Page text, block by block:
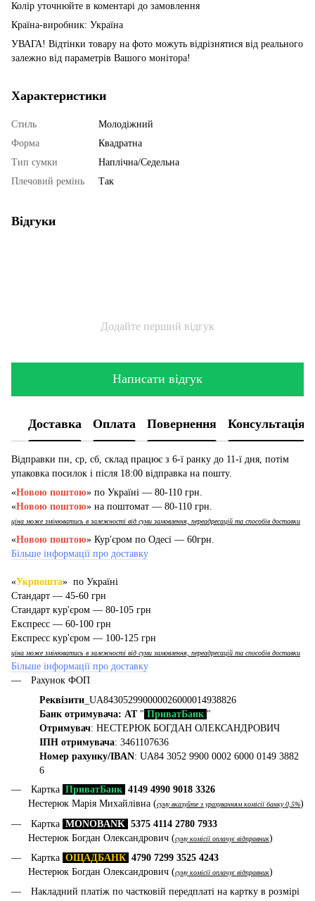
Колір уточнюйте в коментарі до замовлення
Країна-виробник: Україна
УВАГА! Відтінки товару на фото можуть відрізнятися від реального
залежно від параметрів Вашого монітора!
Характеристики
Стиль
Молодіжний
Форма
Квадратна
Тип сумки
Наплічна/Седельна
Плечовий ремінь
Так
Відгуки
Додайте перший відгук
Написати відгук
Доставка Оплата Повернення Консультація
Відправки пн, ср, сб, склад працює з 6-ї ранку до 11-ї дня, потім
упаковка посилок і після 18:00 відправка на пошту.
«Новою поштою» по Україні — 80-110 грн.
«Новою поштою» на поштомат — 80-110 грн.
ціна може змінюватись в залежності від суми замовлення, переадресацій та способів доставки
«Новою поштою» Кур'єром по Одесі — 60грн.
Більше інформації про доставку
«Укрпошта» по Україні
Стандарт — 45-60 грн
Стандарт кур'єром — 80-105 грн
Експресс — 60-100 грн
Експресс кур'єром — 100-125 грн
ціна може змінюватись в залежності від суми замовлення, переадресацій та способів доставки
Більше інформації про доставку
Рахунок ФОП
Реквізити _UA843052990000026000014938826
Банк отримувача: АТ" ПриватБанк "
Отримувач: НЕСТЕРЮК БОГДАН ОЛЕКСАНДРОВИЧ
ІПН отримувача: 3461107636
Номер рахунку/IBAN: UA84 3052 9900 0002 6000 0149 3882
6
Картка ПриватБанк 4149 4990 9018 3326
Нестерюк Марія Михайлівна (суму вказуйте з урахуванням комісії банку 0,5%)
Картка MONOBANK 5375 4114 2780 7933
Нестерюк Богдан Олександрович (суму комісії оплачує відправник)
Картка ОЩАДБАНК 4790 7299 3525 4243
Нестерюк Богдан Олександрович (суму комісії оплачує відправник)
Накладний платіж по частковій передплаті на картку в розмірі